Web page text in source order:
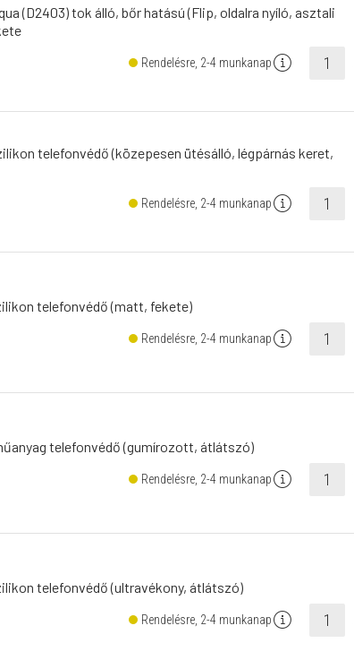
(D2403) tok álló, bőr hatású (Flip, oldalra nyíló, asztali
Rendelésre, 2-4 munkanapinfo
telefonvédő (közepesen ütésálló, légpárnás keret,
Rendelésre, 2-4 munkanapinfo
telefonvédő (matt, fekete)
Rendelésre, 2-4 munkanapinfo
telefonvédő (gumírozott, átlátszó)
Rendelésre, 2-4 munkanapinfo
telefonvédő (ultravékony, átlátszó)
Rendelésre, 2-4 munkanapinfo